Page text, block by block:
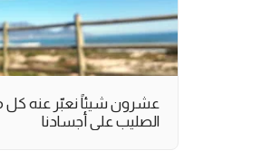
عشرون شيئاً نعبّر عنه كل
الصليب على أجسادنا